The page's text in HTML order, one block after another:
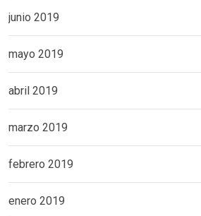
junio 2019
mayo 2019
abril 2019
marzo 2019
febrero 2019
enero 2019